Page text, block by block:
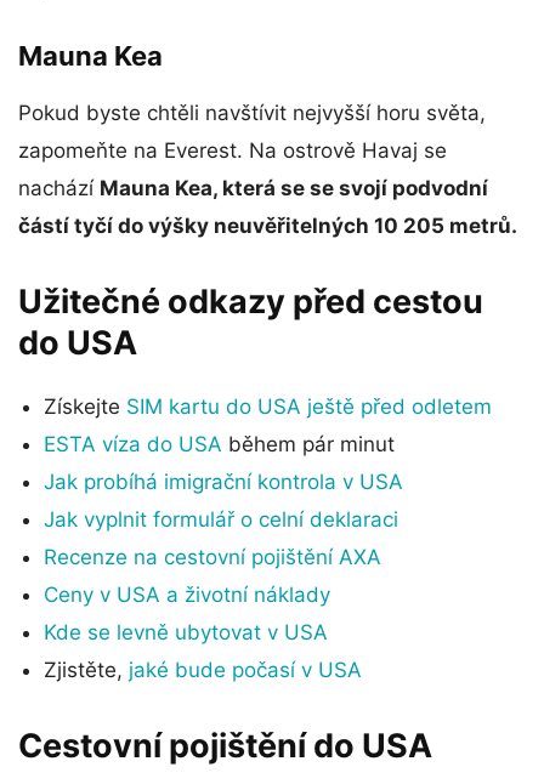
Mauna Kea
Pokud byste chtěli navštívit nejvyšší horu světa,
zapomeňte na Everest. Na ostrově Havaj se
nachází Mauna Kea, která se se svojí podvodní
částí tyčí do výšky neuvěřitelných 10 205 metrů.
Užitečné odkazy před cestou
do USA
Získejte SIM kartu do USA ještě před odletem
ESTA víza do USA během pár minut
Jak probíhá imigrační kontrola v USA
Jak vyplnit formulář o celní deklaraci
Recenze na cestovní pojištění AXA
Ceny v USA a životní náklady
Kde se levně ubytovat v USA
Zjistěte, jaké bude počasí v USA
Cestovní pojištění do USA